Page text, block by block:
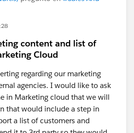
content and list of
Cloud
regarding our marketing
agencies. I would like to ask
in Marketing cloud that we will
that would include a step in
a list of customers and